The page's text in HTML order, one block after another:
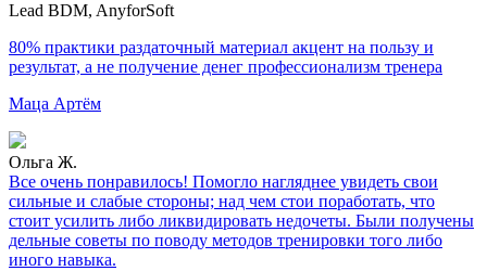
Lead BDM, AnyforSoft
80% практики раздаточный материал акцент на пользу и
результат, а не получение денег профессионализм тренера
Маца Артём
Ольга Ж.
Все очень понравилось! Помогло нагляднее увидеть свои
сильные и слабые стороны; над чем стои поработать, что
стоит усилить либо ликвидировать недочеты. Были получены
дельные советы по поводу методов тренировки того либо
иного навыка.